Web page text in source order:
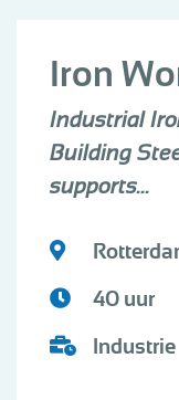
Iron
Industrial
Building
supports...
40 uur
Industrie